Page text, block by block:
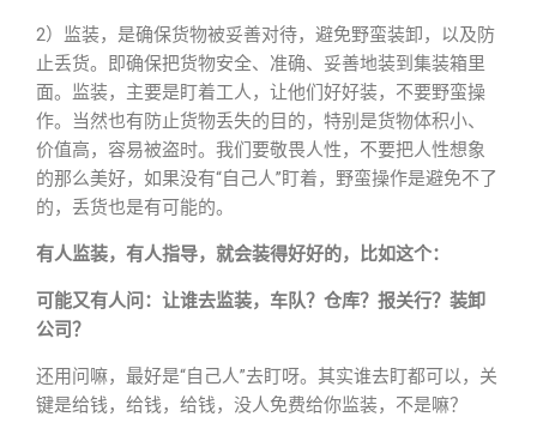
2）监装，是确保货物被妥善对待，避免野蛮装卸，以及防
止丢货。即确保把货物安全、准确、妥善地装到集装箱里
面。监装，主要是盯着工人，让他们好好装，不要野蛮操
作。当然也有防止货物丢失的目的，特别是货物体积小、
价值高，容易被盗时。我们要敬畏人性，不要把人性想象
的那么美好，如果没有“自己人”盯着，野蛮操作是避免不了
的，丢货也是有可能的。
有人监装，有人指导，就会装得好好的，比如这个：
可能又有人问：让谁去监装，车队？仓库？报关行？装卸
公司？
还用问嘛，最好是“自己人”去盯呀。其实谁去盯都可以，关
键是给钱，给钱，给钱，没人免费给你监装，不是嘛？